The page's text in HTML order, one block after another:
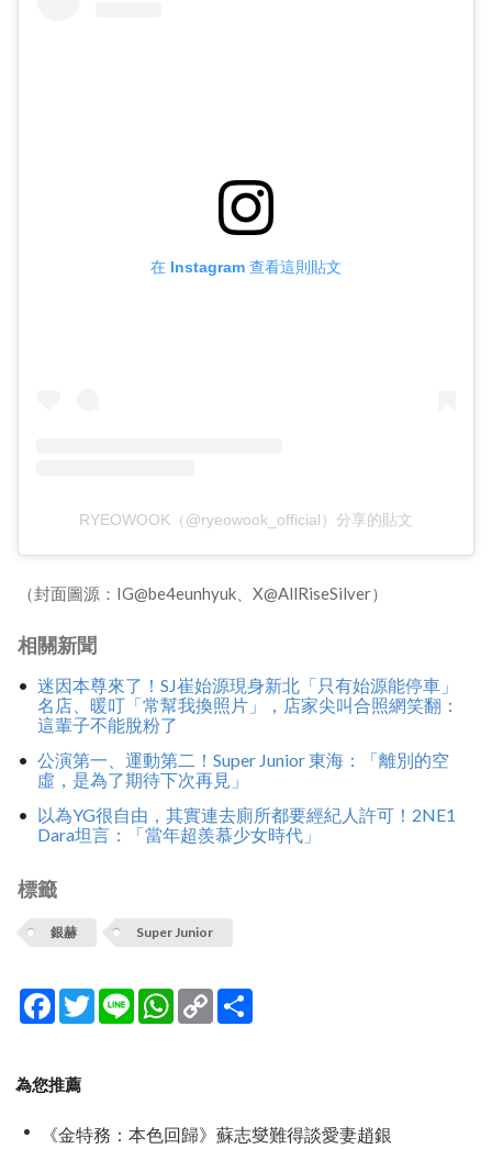
在 Instagram 查看這則貼文
RYEOWOOK（@ryeowook_official）分享的貼文
（封面圖源：IG@be4eunhyuk、X@AllRiseSilver）
相關新聞
迷因本尊來了！SJ崔始源現身新北「只有始源能停車」
名店、暖叮「常幫我換照片」，店家尖叫合照網笑翻：
這輩子不能脫粉了
公演第一、運動第二！Super Junior 東海：「離別的空
虛，是為了期待下次再見」
以為YG很自由，其實連去廁所都要經紀人許可！2NE1
Dara坦言：「當年超羨慕少女時代」
標籤
銀赫 Super Junior
Facebook
TwitterLine WhatsApp
Copy
Link
為您推薦
《金特務：本色回歸》蘇志燮難得談愛妻趙銀